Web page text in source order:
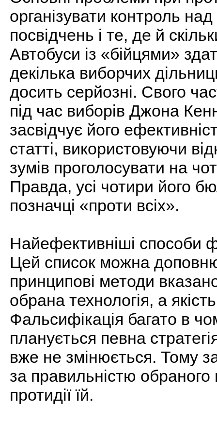
організувати контроль над
посвідчень і те, де й
Автобуси із «бійцями»
декілька виборчих
досить серйозні. Свого
під час виборів Джона
засвідчує його
статті, використовуючи
зумів проголосувати на
Правда, усі чотири його
позначці «проти всіх».
Найефективніші способи
Цей список можна
принципові методи
обрана технологія, а
Фальсифікація багато в
планується певна
вже не змінюється. Тому
за правильністю обраного
протидії їй.